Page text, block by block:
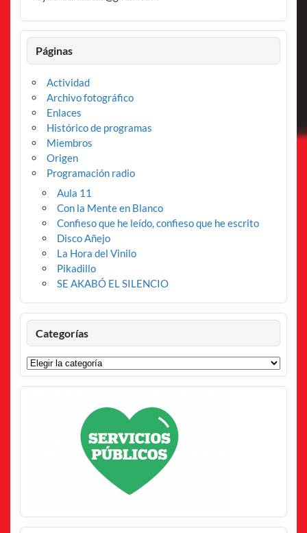
Páginas
Actividad
Archivo fotográfico
Enlaces
Histórico de programas
Miembros
Origen
Programación radio
Aula 11
Con la Mente en Blanco
Confieso que he leído, confieso que he escrito
Disco Añejo
La Hora del Vinilo
Pikadillo
SE AKABÓ EL SILENCIO
Categorías
Categorías